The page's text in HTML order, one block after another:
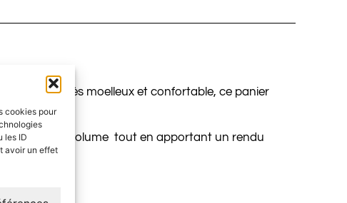
cookies pour
les ID
avoir un effet
chien. Très moelleux et confortable, ce panier
donner du volume tout en apportant un rendu